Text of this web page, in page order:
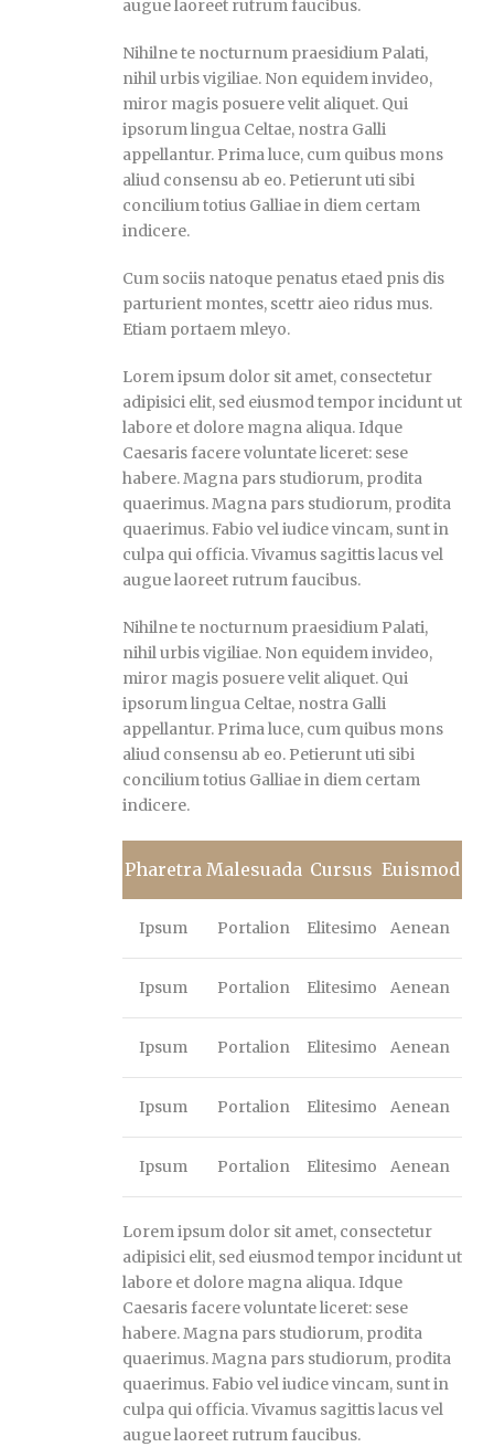
augue laoreet rutrum faucibus.
Nihilne te nocturnum praesidium Palati,
nihil urbis vigiliae. Non equidem invideo,
miror magis posuere velit aliquet. Qui
ipsorum lingua Celtae, nostra Galli
appellantur. Prima luce, cum quibus mons
aliud consensu ab eo. Petierunt uti sibi
concilium totius Galliae in diem certam
indicere.
Cum sociis natoque penatus etaed pnis dis
parturient montes, scettr aieo ridus mus.
Etiam portaem mleyo.
Lorem ipsum dolor sit amet, consectetur
adipisici elit, sed eiusmod tempor incidunt ut
labore et dolore magna aliqua. Idque
Caesaris facere voluntate liceret: sese
habere. Magna pars studiorum, prodita
quaerimus. Magna pars studiorum, prodita
quaerimus. Fabio vel iudice vincam, sunt in
culpa qui officia. Vivamus sagittis lacus vel
augue laoreet rutrum faucibus.
Nihilne te nocturnum praesidium Palati,
nihil urbis vigiliae. Non equidem invideo,
miror magis posuere velit aliquet. Qui
ipsorum lingua Celtae, nostra Galli
appellantur. Prima luce, cum quibus mons
aliud consensu ab eo. Petierunt uti sibi
concilium totius Galliae in diem certam
indicere.
Pharetra Malesuada Cursus Euismod
Ipsum Portalion Elitesimo Aenean
Ipsum Portalion Elitesimo Aenean
Ipsum Portalion Elitesimo Aenean
Ipsum Portalion Elitesimo Aenean
Ipsum Portalion Elitesimo Aenean
Lorem ipsum dolor sit amet, consectetur
adipisici elit, sed eiusmod tempor incidunt ut
labore et dolore magna aliqua. Idque
Caesaris facere voluntate liceret: sese
habere. Magna pars studiorum, prodita
quaerimus. Magna pars studiorum, prodita
quaerimus. Fabio vel iudice vincam, sunt in
culpa qui officia. Vivamus sagittis lacus vel
augue laoreet rutrum faucibus.